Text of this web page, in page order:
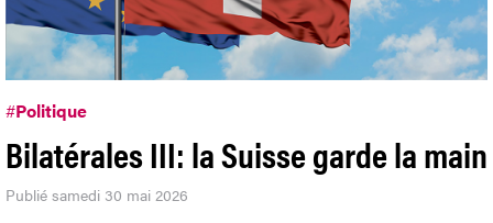
#Politique
Bilatérales III: la Suisse garde la main
Publié samedi 30 mai 2026